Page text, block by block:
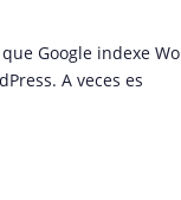
Google indexe
A veces es